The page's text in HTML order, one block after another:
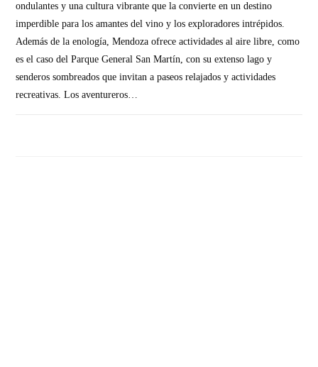
ondulantes y una cultura vibrante que la convierte en un destino
imperdible para los amantes del vino y los exploradores intrépidos.
Además de la enología, Mendoza ofrece actividades al aire libre, como
es el caso del Parque General San Martín, con su extenso lago y
senderos sombreados que invitan a paseos relajados y actividades
recreativas. Los aventureros…